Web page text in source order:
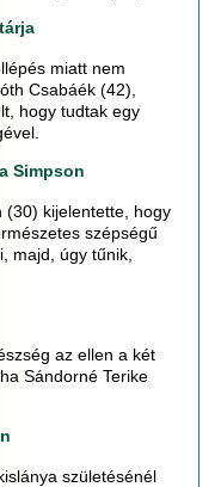
miatt nem
Csabáék (42),
hogy tudtak egy
Simpson
(30) kijelentette, hogy
szépségű
majd, úgy tűnik,
az ellen a két
Sándorné Terike
születésénél